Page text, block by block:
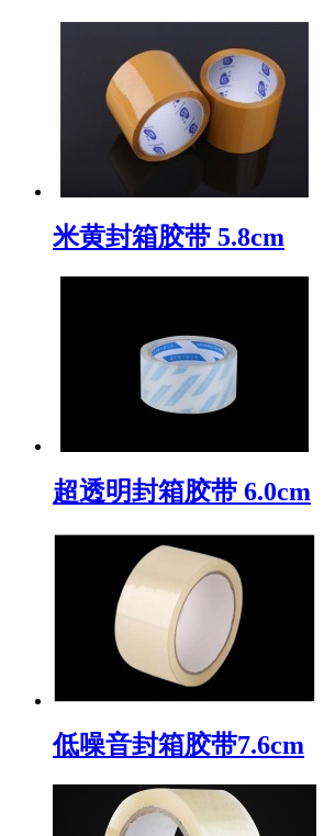
米黄封箱胶带 5.8cm
超透明封箱胶带 6.0cm
低噪音封箱胶带7.6cm